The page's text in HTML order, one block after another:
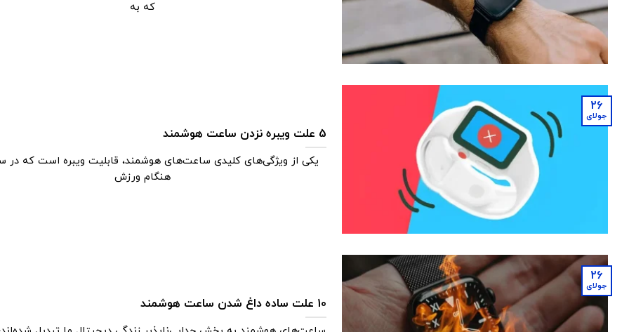
که به
5 علت ویبره نزدن ساعت هوشمند
یکی از ویژگی‌های کلیدی ساعت‌های هوشمند، قابلیت ویبره است که در
هنگام ورزش
26
جولای
10 علت ساده داغ شدن ساعت هوشمند
26
جولای